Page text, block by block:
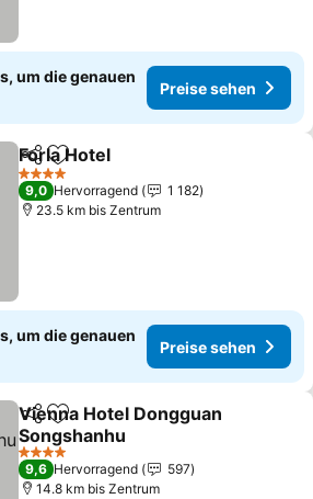
um die genauen
Preise sehen
TeilenZu Favoriten hinzufügen
Forla Hotel
4 Sterne
9,0 Hervorragend
1 182
23.5 km bis Zentrum
um die genauen
Preise sehen
TeilenZu Favoriten hinzufügen
Vienna Hotel Dongguan
Songshanhu
Preise sehen
4 Sterne
9,6 Hervorragend
597
14.8 km bis Zentrum